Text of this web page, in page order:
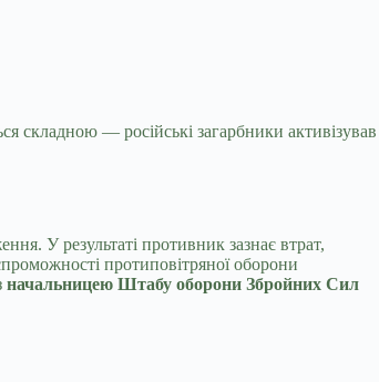
складною — російські загарбники активізував
У результаті противник зазнає втрат,
протиповітряної оборони
начальницею Штабу оборони Збройних Сил